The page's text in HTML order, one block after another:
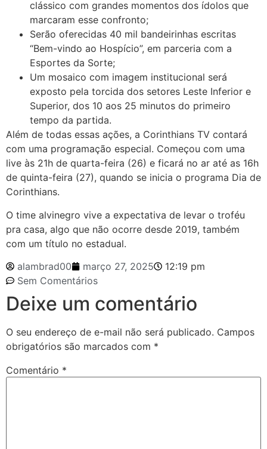
clássico com grandes momentos dos ídolos que
marcaram esse confronto;
Serão oferecidas 40 mil bandeirinhas escritas
“Bem-vindo ao Hospício”, em parceria com a
Esportes da Sorte;
Um mosaico com imagem institucional será
exposto pela torcida dos setores Leste Inferior e
Superior, dos 10 aos 25 minutos do primeiro
tempo da partida.
Além de todas essas ações, a Corinthians TV contará
com uma programação especial. Começou com uma
live às 21h de quarta-feira (26) e ficará no ar até as 16h
de quinta-feira (27), quando se inicia o programa Dia de
Corinthians.
O time alvinegro vive a expectativa de levar o troféu
pra casa, algo que não ocorre desde 2019, também
com um título no estadual.
alambrad00
março 27, 2025
12:19 pm
Sem Comentários
Deixe um comentário
O seu endereço de e-mail não será publicado. Campos
obrigatórios são marcados com *
Comentário *